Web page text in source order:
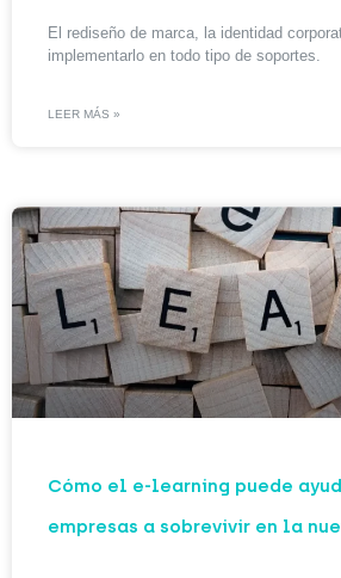
El rediseño de marca, la identidad
implementarlo en todo tipo de soportes.
LEER MÁS »
Cómo el e-learning puede
empresas a sobrevivir en la